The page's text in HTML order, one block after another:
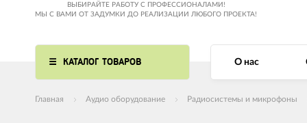
ВЫБИРАЙТЕ РАБОТУ С ПРОФЕССИОНАЛАМИ!
МЫ С ВАМИ ОТ ЗАДУМКИ ДО РЕАЛИЗАЦИИ ЛЮБОГО ПРОЕКТА!
КАТАЛОГ ТОВАРОВ О нас
Главная Аудио оборудование Радиосистемы и микрофоны